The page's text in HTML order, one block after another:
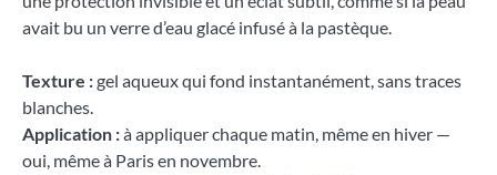
avait bu un verre d’eau glacé infusé à la pastèque.
Texture :gel aqueux qui fond instantanément, sans traces
blanches.
Application :à appliquer chaque matin, même en hiver —
oui, même à Paris en novembre.